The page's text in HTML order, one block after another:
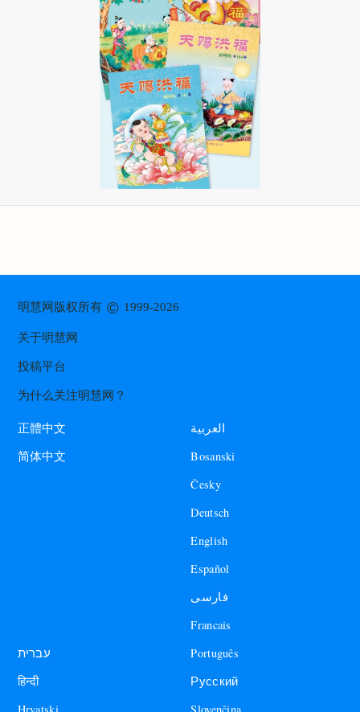
明慧网版权所有© 1999-2026
关于明慧网
投稿平台
为什么关注明慧网？
正體中文
简体中文
العربية
Bosanski
Česky
Deutsch
English
Español
فارسی
Francais
עברית
हिन्दी
Hrvatski
Português
Русский
Slovenčina